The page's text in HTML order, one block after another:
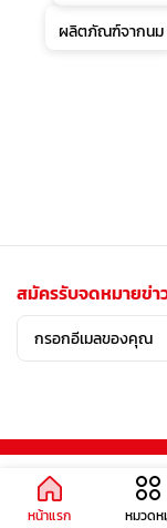
ผลิตภัณฑ์จากนม
สมัครรับจดหมายข่า
หน้าแรก หมวดห